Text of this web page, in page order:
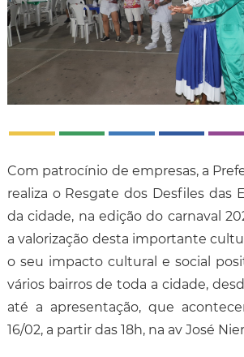
Com patrocínio de empresas, a
realiza o Resgate dos Desfiles das
da cidade, na edição do carnaval
a valorização desta importante
o seu impacto cultural e social
vários bairros de toda a cidade,
até a apresentação, que
16/02, a partir das 18h, na av José